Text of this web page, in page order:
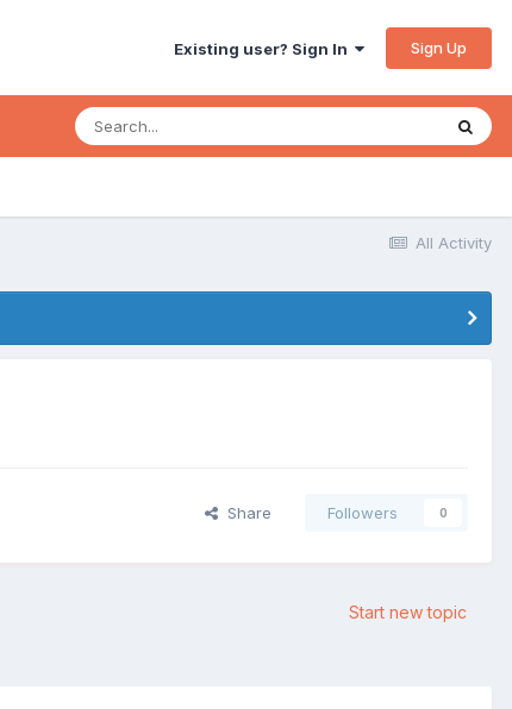
Existing user? Sign In Sign Up
All Activity
Share Followers 0
Start new topic